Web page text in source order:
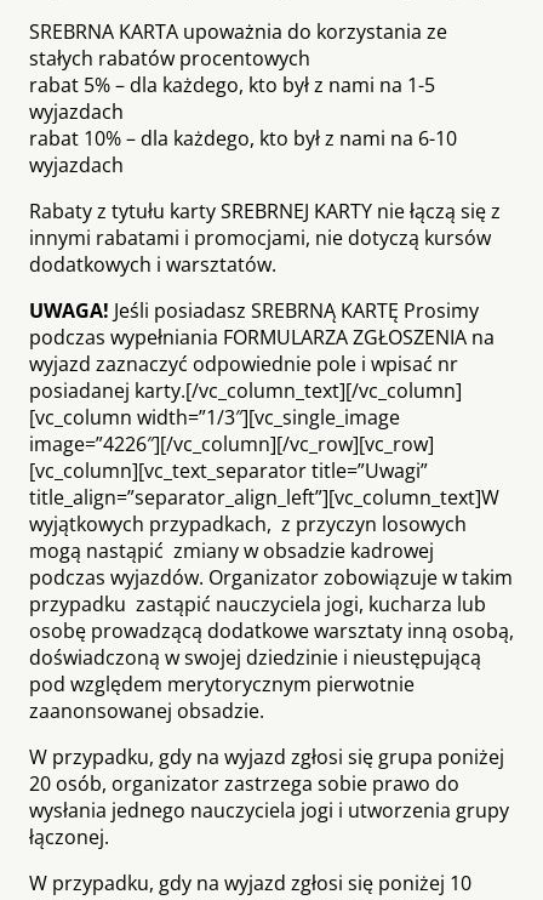
SREBRNA KARTA upoważnia do korzystania ze
stałych rabatów procentowych
rabat 5% – dla każdego, kto był z nami na 1-5
wyjazdach
rabat 10% – dla każdego, kto był z nami na 6-10
wyjazdach
Rabaty z tytułu karty SREBRNEJ KARTY nie łączą się z
innymi rabatami i promocjami, nie dotyczą kursów
dodatkowych i warsztatów.
UWAGA! Jeśli posiadasz SREBRNĄ KARTĘ Prosimy
podczas wypełniania FORMULARZA ZGŁOSZENIA na
wyjazd zaznaczyć odpowiednie pole i wpisać nr
posiadanej karty.[/vc_column_text][/vc_column]
[vc_column width=”1/3″][vc_single_image
image=”4226″][/vc_column][/vc_row][vc_row]
[vc_column][vc_text_separator title=”Uwagi”
title_align=”separator_align_left”][vc_column_text]W
wyjątkowych przypadkach, z przyczyn losowych
mogą nastąpić zmiany w obsadzie kadrowej
podczas wyjazdów. Organizator zobowiązuje w takim
przypadku zastąpić nauczyciela jogi, kucharza lub
osobę prowadzącą dodatkowe warsztaty inną osobą,
doświadczoną w swojej dziedzinie i nieustępującą
pod względem merytorycznym pierwotnie
zaanonsowanej obsadzie.
W przypadku, gdy na wyjazd zgłosi się grupa poniżej
20 osób, organizator zastrzega sobie prawo do
wysłania jednego nauczyciela jogi i utworzenia grupy
łączonej.
W przypadku, gdy na wyjazd zgłosi się poniżej 10